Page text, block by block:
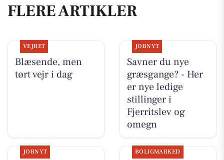
FLERE ARTIKLER
VEJRET
Blæsende, men
tørt vejr i dag
JOBNYT
Savner du nye
græsgange? - Her
er nye ledige
stillinger i
Fjerritslev og
omegn
JOBNYT BOLIGMARKED